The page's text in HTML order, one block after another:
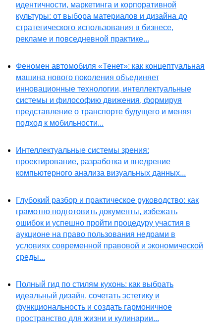
идентичности, маркетинга и корпоративной
культуры: от выбора материалов и дизайна до
стратегического использования в бизнесе,
рекламе и повседневной практике...
Феномен автомобиля «Тенет»: как концептуальная
машина нового поколения объединяет
инновационные технологии, интеллектуальные
системы и философию движения, формируя
представление о транспорте будущего и меняя
подход к мобильности...
Интеллектуальные системы зрения:
проектирование, разработка и внедрение
компьютерного анализа визуальных данных...
Глубокий разбор и практическое руководство: как
грамотно подготовить документы, избежать
ошибок и успешно пройти процедуру участия в
аукционе на право пользования недрами в
условиях современной правовой и экономической
среды...
Полный гид по стилям кухонь: как выбрать
идеальный дизайн, сочетать эстетику и
функциональность и создать гармоничное
пространство для жизни и кулинарии...